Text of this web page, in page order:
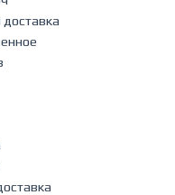
доставка